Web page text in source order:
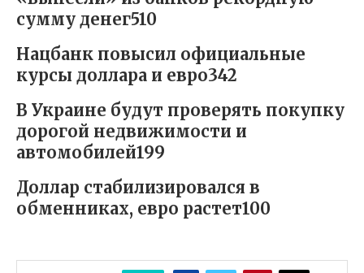
сумму денег510
Нацбанк повысил официальные
курсы доллара и евро342
В Украине будут проверять покупку
дорогой недвижимости и
автомобилей199
Доллар стабилизировался в
обменниках, евро растет100